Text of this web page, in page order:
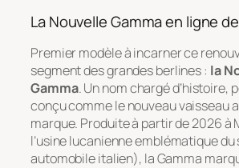
La Nouvelle Gamma en ligne
Premier modèle à incarner ce
segment des grandes berlines : la
Gamma. Un nom chargé d’histoire,
conçu comme le nouveau vaisseau
marque. Produite à partir de 2026 à
l’usine lucanienne emblématique
automobile italien), la Gamma